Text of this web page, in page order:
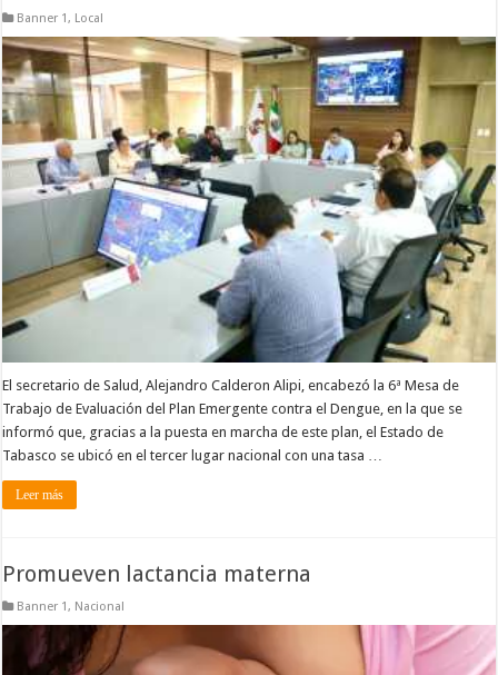
Banner 1, Local
El secretario de Salud, Alejandro Calderon Alipi, encabezó la 6ª Mesa de
Trabajo de Evaluación del Plan Emergente contra el Dengue, en la que se
informó que, gracias a la puesta en marcha de este plan, el Estado de
Tabasco se ubicó en el tercer lugar nacional con una tasa …
Leer más
Promueven lactancia materna
Banner 1, Nacional